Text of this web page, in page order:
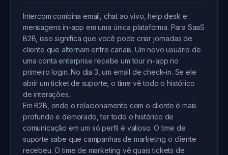
Intercom combina email, chat ao vivo, help desk e
mensagens in-app em uma única plataforma. Para SaaS
B2B, isso significa que você pode criar jornadas de
cliente que alternam entre canais. Um novo usuário de
uma conta enterprise recebe um tour in-app no
primeiro login. No dia 3, um email de check-in. Se ele
abrir um ticket de suporte, o time vê todo o histórico
de interações.
Em B2B, onde o relacionamento com o cliente é mais
profundo e demorado, ter todo o histórico de
comunicação em um só perfil é valioso. O time de
suporte sabe que campanhas de marketing o cliente
recebeu. O time de marketing vê quais tickets de